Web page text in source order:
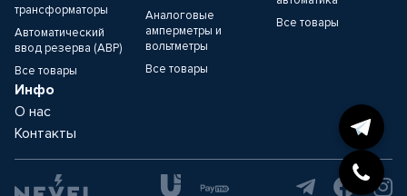
трансформаторы
Автоматический
ввод резерва (АВР)
Все товары
Аналоговые
амперметры и
вольтметры
Все товары
Все товары
Инфо
О нас
Контакты